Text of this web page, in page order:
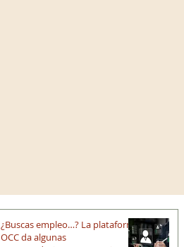
¿Buscas empleo…? La plataforma
OCC da algunas